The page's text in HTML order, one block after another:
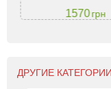
1570грн
ДРУГИЕ